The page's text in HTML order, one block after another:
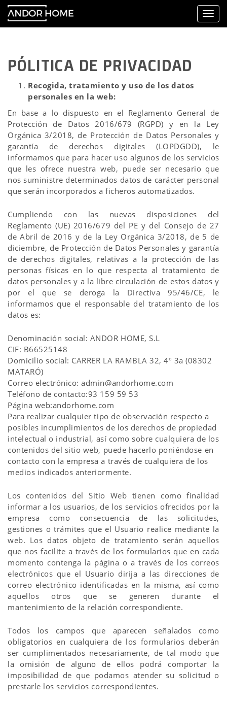
Toggle
PÓLITICA DE PRIVACIDAD
Recogida, tratamiento y uso de los datos
personales en la web:
En base a lo dispuesto en el Reglamento General de
Protección de Datos 2016/679 (RGPD) y en la Ley
Orgánica 3/2018, de Protección de Datos Personales y
garantía de derechos digitales (LOPDGDD), le
informamos que para hacer uso algunos de los servicios
que les ofrece nuestra web, puede ser necesario que
nos suministre determinados datos de carácter personal
que serán incorporados a ficheros automatizados.
Cumpliendo con las nuevas disposiciones del
Reglamento (UE) 2016/679 del PE y del Consejo de 27
de Abril de 2016 y de la Ley Orgánica 3/2018, de 5 de
diciembre, de Protección de Datos Personales y garantía
de derechos digitales, relativas a la protección de las
personas físicas en lo que respecta al tratamiento de
datos personales y a la libre circulación de estos datos y
por el que se deroga la Directiva 95/46/CE, le
informamos que el responsable del tratamiento de los
datos es:
Denominación social: ANDOR HOME, S.L
CIF: B66525148
Domicilio social: CARRER LA RAMBLA 32, 4º 3a (08302
MATARÓ)
Correo electrónico: admin@andorhome.com
Teléfono de contacto:93 159 59 53
Página web:andorhome.com
Para realizar cualquier tipo de observación respecto a
posibles incumplimientos de los derechos de propiedad
intelectual o industrial, así como sobre cualquiera de los
contenidos del sitio web, puede hacerlo poniéndose en
contacto con la empresa a través de cualquiera de los
medios indicados anteriormente.
Los contenidos del Sitio Web tienen como finalidad
informar a los usuarios, de los servicios ofrecidos por la
empresa como consecuencia de las solicitudes,
gestiones o trámites que el Usuario realice mediante la
web. Los datos objeto de tratamiento serán aquellos
que nos facilite a través de los formularios que en cada
momento contenga la página o a través de los correos
electrónicos que el Usuario dirija a las direcciones de
correo electrónico identificadas en la misma, así como
aquellos otros que se generen durante el
mantenimiento de la relación correspondiente.
Todos los campos que aparecen señalados como
obligatorios en cualquiera de los formularios deberán
ser cumplimentados necesariamente, de tal modo que
la omisión de alguno de ellos podrá comportar la
imposibilidad de que podamos atender su solicitud o
prestarle los servicios correspondientes.